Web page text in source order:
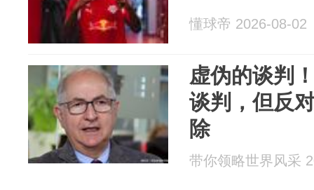
懂球帝 2026-08-02
虚伪的谈判
谈判，但反
除
带你领略世界风采